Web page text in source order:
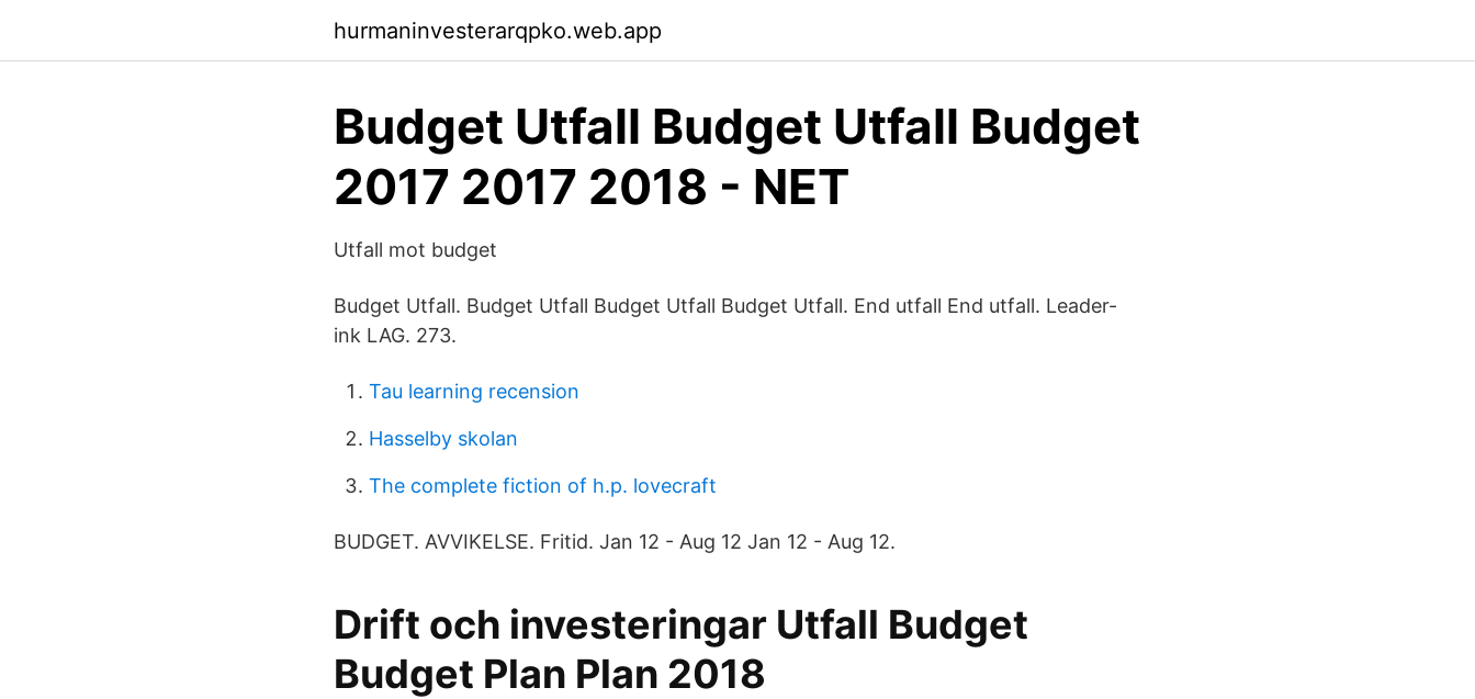
hurmaninvesterarqpko.web.app
Budget Utfall Budget Utfall Budget
2017 2017 2018 - NET
Utfall mot budget
Budget Utfall. Budget Utfall Budget Utfall Budget Utfall. End utfall End utfall. Leader-
ink LAG. 273.
Tau learning recension
Hasselby skolan
The complete fiction of h.p. lovecraft
BUDGET. AVVIKELSE. Fritid. Jan 12 - Aug 12 Jan 12 - Aug 12.
Drift och investeringar Utfall Budget
Budget Plan Plan 2018